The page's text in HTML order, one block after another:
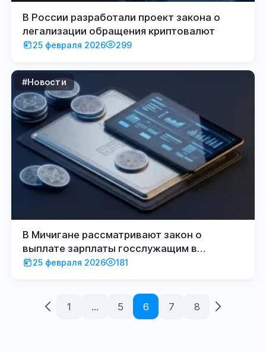
25 февраля 2026 299
В России разработали проект закона о
легализации обращения криптовалют
#Новости
25 февраля 2026 181
В Мичигане рассматривают закон о
выплате зарплаты госслужащим в
криптовалютах
1 ... 5 6 7 8